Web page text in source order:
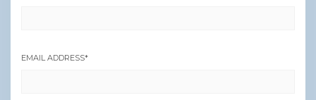
EMAIL ADDRESS*